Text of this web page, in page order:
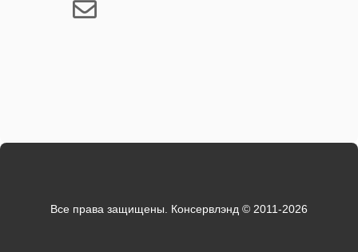
Все права защищены. Консервлэнд © 2011-2026